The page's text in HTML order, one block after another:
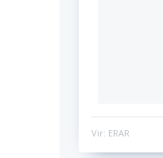
Vir: ERAR